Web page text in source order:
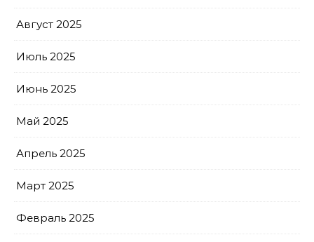
Август 2025
Июль 2025
Июнь 2025
Май 2025
Апрель 2025
Март 2025
Февраль 2025